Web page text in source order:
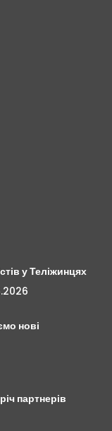
у Теліжинцях
нові
партнерів